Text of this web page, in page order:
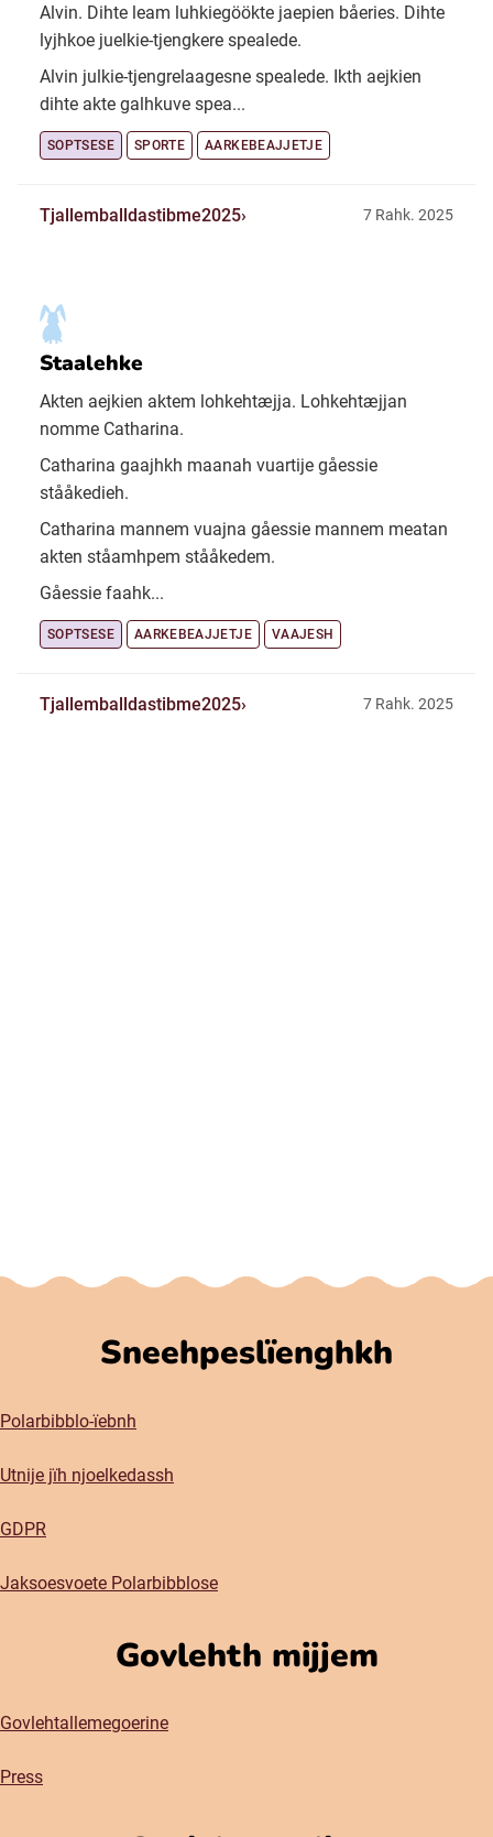
Alvin. Dihte leam luhkiegöökte jaepien båeries. Dihte
lyjhkoe juelkie-tjengkere spealede.
Alvin julkie-tjengrelaagesne spealede. Ikth aejkien
dihte akte galhkuve spea...
SOPTSESE SPORTE AARKEBEAJJETJE
Tjallemballdastibme2025 7 Rahk. 2025
Staalehke
Akten aejkien aktem lohkehtæjja. Lohkehtæjjan
nomme Catharina.
Catharina gaajhkh maanah vuartije gåessie
stååkedieh.
Catharina mannem vuajna gåessie mannem meatan
akten ståamhpem stååkedem.
Gåessie faahk...
SOPTSESE AARKEBEAJJETJE VAAJESH
Tjallemballdastibme2025 7 Rahk. 2025
Sneehpeslïenghkh
Polarbibblo-ïebnh
Utnije jïh njoelkedassh
GDPR
Jaksoesvoete Polarbibblose
Govlehth mijjem
Govlehtallemegoerine
Press